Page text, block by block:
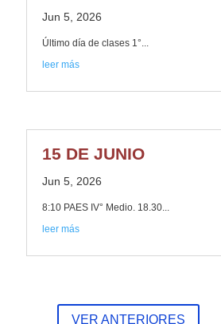
Jun 5, 2026
Último día de clases 1°...
leer más
15 DE JUNIO
Jun 5, 2026
8:10 PAES IV° Medio. 18.30...
leer más
VER ANTERIORES